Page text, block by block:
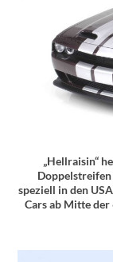
„Hellraisin“
speziell in den
Cars ab Mitte